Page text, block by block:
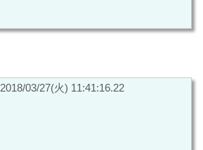
2018/03/27(火) 11:41:16.22